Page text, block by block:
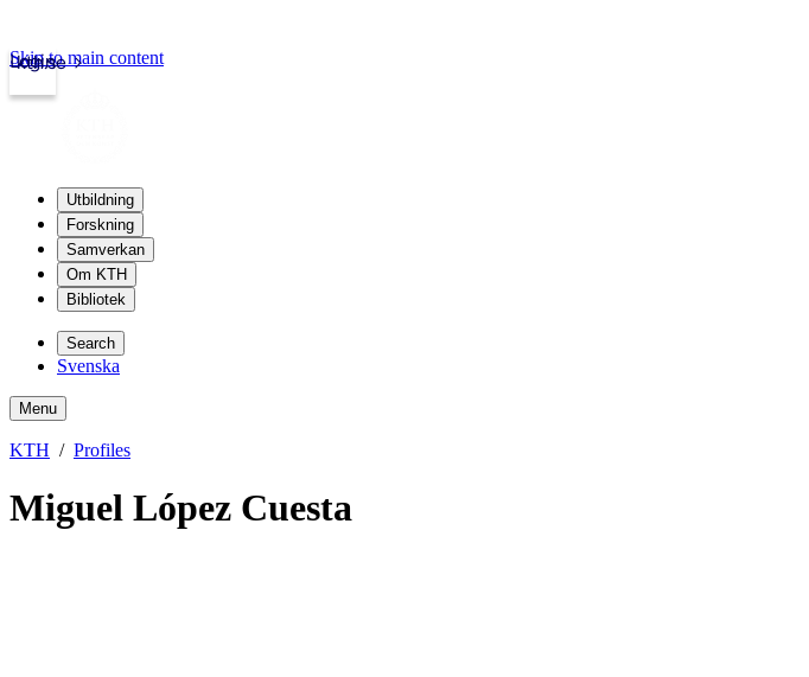
kth.se
Login
Skip to main content
Utbildning
Forskning
Samverkan
Om KTH
Bibliotek
Search
Svenska
Menu
KTH Profiles
Miguel López Cuesta